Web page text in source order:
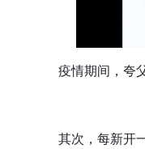
疫情期间，夸
其次，每新开